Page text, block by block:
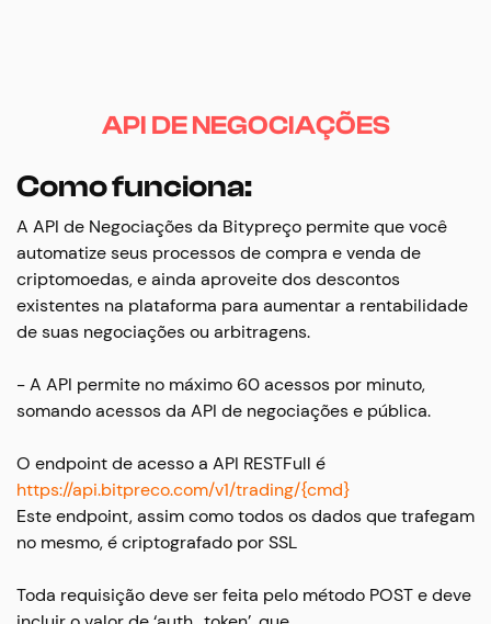
API DE NEGOCIAÇÕES
Como funciona:
A API de Negociações da Bitypreço permite que você
automatize seus processos de compra e venda de
criptomoedas, e ainda aproveite dos descontos
existentes na plataforma para aumentar a rentabilidade
de suas negociações ou arbitragens.
- A API permite no máximo 60 acessos por minuto,
somando acessos da API de negociações e pública.
O endpoint de acesso a API RESTFull é
https://api.bitpreco.com/v1/trading/{cmd}
Este endpoint, assim como todos os dados que trafegam
no mesmo, é criptografado por SSL
Toda requisição deve ser feita pelo método POST e deve